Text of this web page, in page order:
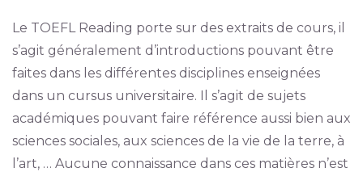
Le TOEFL Reading porte sur des extraits de cours, il
s’agit généralement d’introductions pouvant être
faites dans les différentes disciplines enseignées
dans un cursus universitaire. Il s’agit de sujets
académiques pouvant faire référence aussi bien aux
sciences sociales, aux sciences de la vie de la terre, à
l’art, … Aucune connaissance dans ces matières n’est